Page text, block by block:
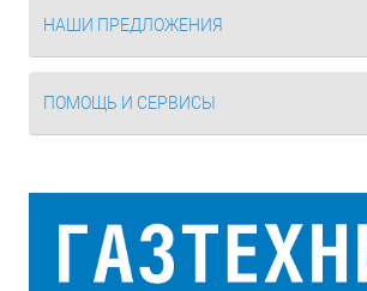
НАШИ ПРЕДЛОЖЕНИЯ
ПОМОЩЬ И СЕРВИСЫ